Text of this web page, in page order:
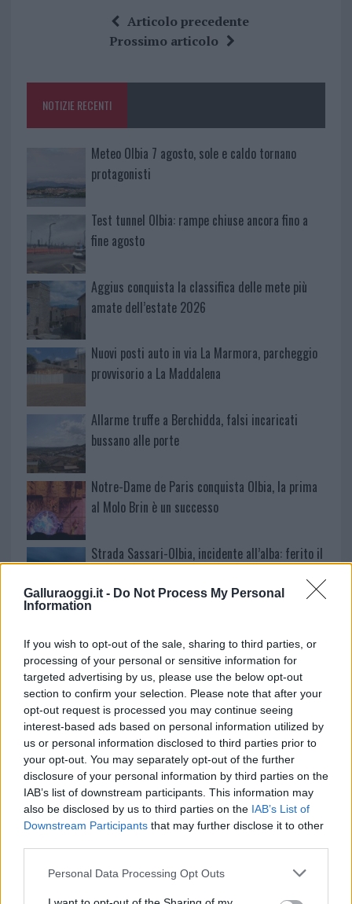
Galluraoggi.it - Do Not Process My Personal
Information
If you wish to opt-out of the sale, sharing to third parties, or
processing of your personal or sensitive information for
targeted advertising by us, please use the below opt-out
section to confirm your selection. Please note that after your
opt-out request is processed you may continue seeing
interest-based ads based on personal information utilized by
us or personal information disclosed to third parties prior to
your opt-out. You may separately opt-out of the further
disclosure of your personal information by third parties on the
IAB’s list of downstream participants. This information may
also be disclosed by us to third parties on the IAB’s List of
Downstream Participants that may further disclose it to other
Please note that this website/app uses one or more Google
Personal Data Processing Opt Outs
o
k
te
re
at
s
p
a
re
Articolo precedente
Prossimo articolo
NOTIZIE RECENTI
Meteo Olbia 7 agosto, sole e caldo tornano
protagonisti
Test tunnel Olbia: rampe chiuse ancora fino a
fine agosto
Aggius conquista la classifica delle mete più
amate dell’estate 2026
Nuovi posti auto in via La Marmora, parcheggio
provvisorio a La Maddalena
Allarme truffe a Berchidda, falsi incaricati
bussano alle porte
Notre-Dame de Paris conquista Olbia, la prima
al Molo Brin è un successo
Strada Sassari-Olbia, incidente all’alba: ferito il
NECROLOGIE
Mario Malu